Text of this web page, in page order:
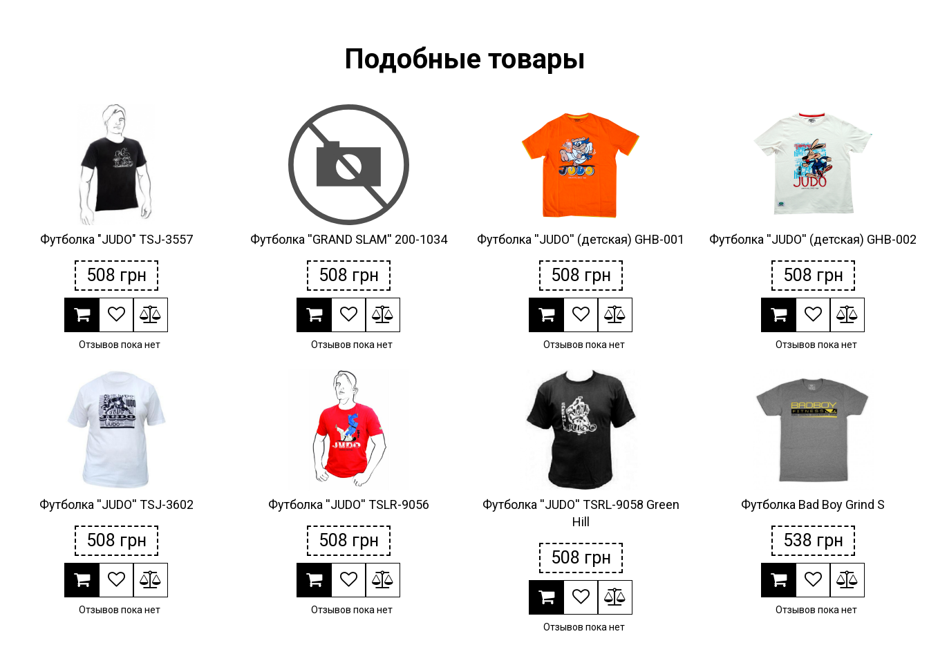
Подобные товары
Футболка "JUDO" TSJ-3557
508 грн
Отзывов пока нет
Футболка ''GRAND SLAM'' 200-1034
508 грн
Отзывов пока нет
Футболка ''JUDO'' (детская) GHB-001
508 грн
Отзывов пока нет
Футболка ''JUDO'' (детская) GHB-002
508 грн
Отзывов пока нет
Футболка ''JUDO'' TSJ-3602
508 грн
Отзывов пока нет
Футболка ''JUDO'' TSLR-9056
508 грн
Отзывов пока нет
Футболка ''JUDO'' TSRL-9058 Green
Hill
508 грн
Отзывов пока нет
Футболка Bad Boy Grind S
538 грн
Отзывов пока нет